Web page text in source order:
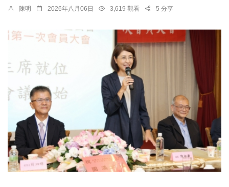
陳明 2026年八月06日 3,619 觀看 5 分享